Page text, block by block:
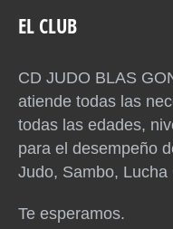
EL CLUB
CD JUDO BLAS
atiende todas las
todas las edades,
para el desempeño
Judo, Sambo,
Te esperamos.